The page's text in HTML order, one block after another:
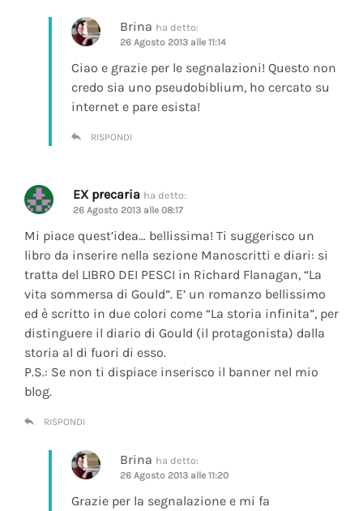
Brina ha detto:
26 Agosto 2013 alle 11:14
Ciao e grazie per le segnalazioni! Questo non
credo sia uno pseudobiblium, ho cercato su
internet e pare esista!
RISPONDI
EX precaria ha detto:
26 Agosto 2013 alle 08:17
Mi piace quest’idea… bellissima! Ti suggerisco un
libro da inserire nella sezione Manoscritti e diari: si
tratta del LIBRO DEI PESCI in Richard Flanagan, “La
vita sommersa di Gould”. E’ un romanzo bellissimo
ed è scritto in due colori come “La storia infinita”, per
distinguere il diario di Gould (il protagonista) dalla
storia al di fuori di esso.
P.S.: Se non ti dispiace inserisco il banner nel mio
blog.
RISPONDI
Brina ha detto:
26 Agosto 2013 alle 11:20
Grazie per la segnalazione e mi fa